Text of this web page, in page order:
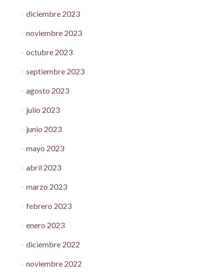
diciembre 2023
noviembre 2023
octubre 2023
septiembre 2023
agosto 2023
julio 2023
junio 2023
mayo 2023
abril 2023
marzo 2023
febrero 2023
enero 2023
diciembre 2022
noviembre 2022